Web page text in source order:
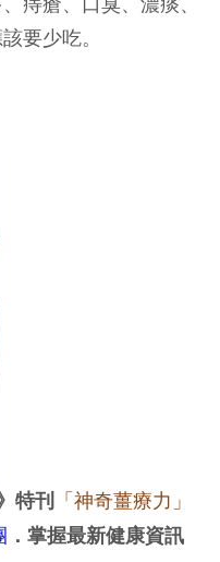
要少吃。
特刊 「神奇薑療力」
．掌握最新健康資訊